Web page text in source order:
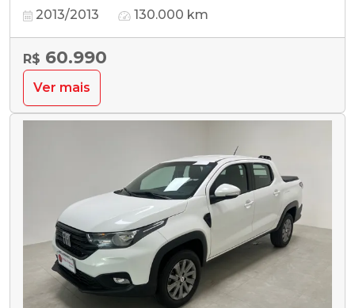
2013/2013 130.000 km
R$ 60.990
Ver mais